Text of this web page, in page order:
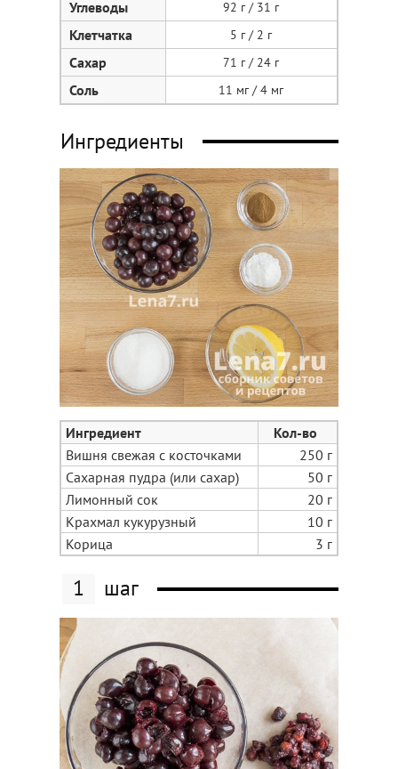
Углеводы 92 г / 31 г
Клетчатка 5 г / 2 г
Сахар 71 г / 24 г
Соль 11 мг / 4 мг
Ингредиенты
Ингредиент
Кол-во
Вишня свежая с косточками
250 г
Сахарная пудра (или сахар)
50 г
Лимонный сок
20 г
Крахмал кукурузный
10 г
Корица
3 г
1 шаг